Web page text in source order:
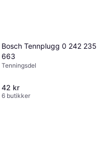
Bosch Tennplugg 0 242 235
663
Tenningsdel
42 kr
6 butikker